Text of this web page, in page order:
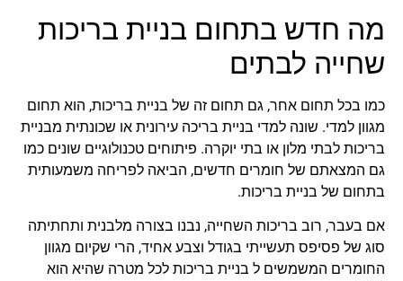
מה חדש בתחום בניית בריכות
שחייה לבתים
כמו בכל תחום אחר, גם תחום זה של בניית בריכות, הוא תחום
מגוון למדי. שונה למדי בניית בריכה עירונית או שכונתית מבניית
בריכות לבתי מלון או בתי יוקרה. פיתוחים טכנולוגיים שונים כמו
גם המצאתם של חומרים חדשים, הביאה לפריחה משמעותית
בתחום של בניית בריכות.
אם בעבר, רוב בריכות השחייה, נבנו בצורה מלבנית ותחתיתה
סוג של פסיפס תעשייתי בגודל וצבע אחיד, הרי שקיום מגוון
החומרים המשמשים ל בניית בריכות לכל מטרה שהיא הוא